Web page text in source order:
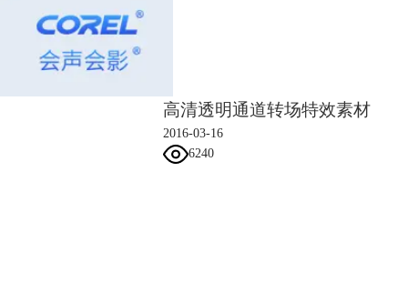
2、手动校正
摄效果。比如，通过调整K1径向畸变系数，可调整镜头的距离感，让图
高清透明通道转场特效素材
2016-03-16
6240